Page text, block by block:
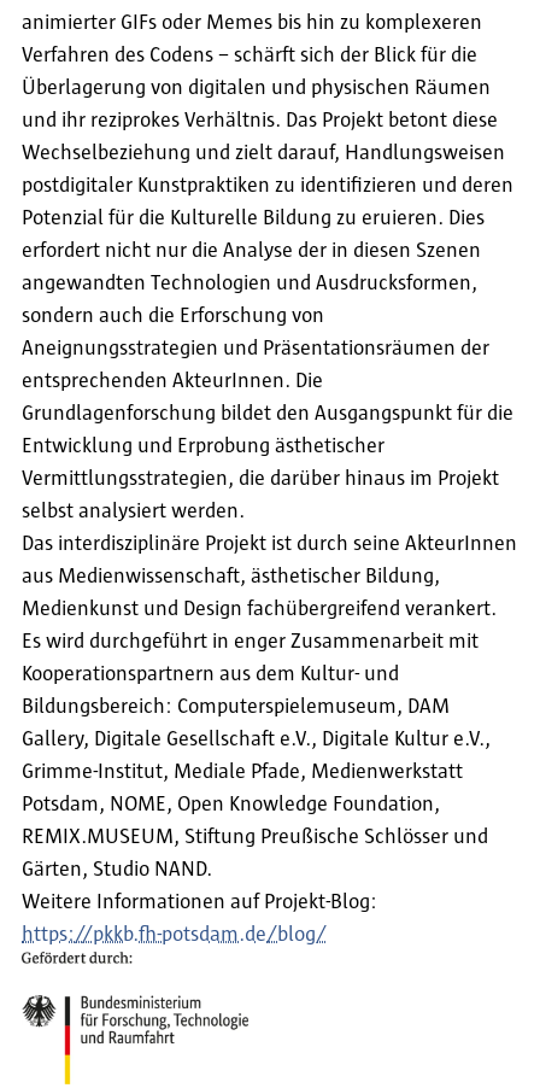
animierter GIFs oder Memes bis hin zu komplexeren
Verfahren des Codens – schärft sich der Blick für die
Überlagerung von digitalen und physischen Räumen
und ihr reziprokes Verhältnis. Das Projekt betont diese
Wechselbeziehung und zielt darauf, Handlungsweisen
postdigitaler Kunstpraktiken zu identifizieren und deren
Potenzial für die Kulturelle Bildung zu eruieren. Dies
erfordert nicht nur die Analyse der in diesen Szenen
angewandten Technologien und Ausdrucksformen,
sondern auch die Erforschung von
Aneignungsstrategien und Präsentationsräumen der
entsprechenden AkteurInnen. Die
Grundlagenforschung bildet den Ausgangspunkt für die
Entwicklung und Erprobung ästhetischer
Vermittlungsstrategien, die darüber hinaus im Projekt
selbst analysiert werden.
Das interdisziplinäre Projekt ist durch seine AkteurInnen
aus Medienwissenschaft, ästhetischer Bildung,
Medienkunst und Design fachübergreifend verankert.
Es wird durchgeführt in enger Zusammenarbeit mit
Kooperationspartnern aus dem Kultur- und
Bildungsbereich: Computerspielemuseum, DAM
Gallery, Digitale Gesellschaft e.V., Digitale Kultur e.V.,
Grimme-Institut, Mediale Pfade, Medienwerkstatt
Potsdam, NOME, Open Knowledge Foundation,
REMIX.MUSEUM, Stiftung Preußische Schlösser und
Gärten, Studio NAND.
Weitere Informationen auf Projekt-Blog:
https://pkkb.fh-potsdam.de/blog/